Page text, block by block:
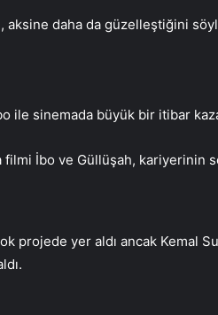
aksine daha da güzelleştiğini
ile sinemada büyük bir itibar
filmi İbo ve Güllüşah, kariyerinin
projede yer aldı ancak Kemal